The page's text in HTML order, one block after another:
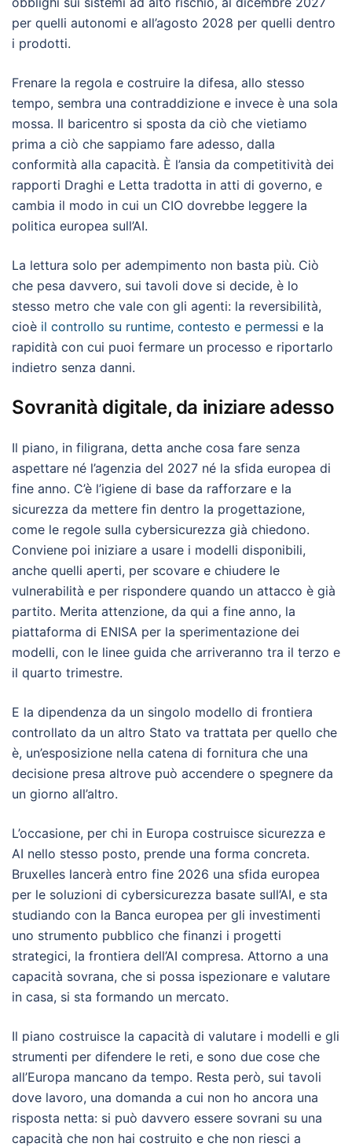
per quelli autonomi e all’agosto 2028 per quelli dentro
i prodotti.
Frenare la regola e costruire la difesa, allo stesso
tempo, sembra una contraddizione e invece è una sola
mossa. Il baricentro si sposta da ciò che vietiamo
prima a ciò che sappiamo fare adesso, dalla
conformità alla capacità. È l’ansia da competitività dei
rapporti Draghi e Letta tradotta in atti di governo, e
cambia il modo in cui un CIO dovrebbe leggere la
politica europea sull’AI.
La lettura solo per adempimento non basta più. Ciò
che pesa davvero, sui tavoli dove si decide, è lo
stesso metro che vale con gli agenti: la reversibilità,
cioè il controllo su runtime, contesto e permessi e la
rapidità con cui puoi fermare un processo e riportarlo
indietro senza danni.
Sovranità digitale, da iniziare adesso
Il piano, in filigrana, detta anche cosa fare senza
aspettare né l’agenzia del 2027 né la sfida europea di
fine anno. C’è l’igiene di base da rafforzare e la
sicurezza da mettere fin dentro la progettazione,
come le regole sulla cybersicurezza già chiedono.
Conviene poi iniziare a usare i modelli disponibili,
anche quelli aperti, per scovare e chiudere le
vulnerabilità e per rispondere quando un attacco è già
partito. Merita attenzione, da qui a fine anno, la
piattaforma di ENISA per la sperimentazione dei
modelli, con le linee guida che arriveranno tra il terzo e
il quarto trimestre.
E la dipendenza da un singolo modello di frontiera
controllato da un altro Stato va trattata per quello che
è, un’esposizione nella catena di fornitura che una
decisione presa altrove può accendere o spegnere da
un giorno all’altro.
L’occasione, per chi in Europa costruisce sicurezza e
AI nello stesso posto, prende una forma concreta.
Bruxelles lancerà entro fine 2026 una sfida europea
per le soluzioni di cybersicurezza basate sull’AI, e sta
studiando con la Banca europea per gli investimenti
uno strumento pubblico che finanzi i progetti
strategici, la frontiera dell’AI compresa. Attorno a una
capacità sovrana, che si possa ispezionare e valutare
in casa, si sta formando un mercato.
Il piano costruisce la capacità di valutare i modelli e gli
strumenti per difendere le reti, e sono due cose che
all’Europa mancano da tempo. Resta però, sui tavoli
dove lavoro, una domanda a cui non ho ancora una
risposta netta: si può davvero essere sovrani su una
capacità che non hai costruito e che non riesci a